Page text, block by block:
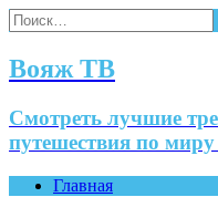
Найти:
Вояж ТВ
Смотреть лучшие
путешествия по
Главная